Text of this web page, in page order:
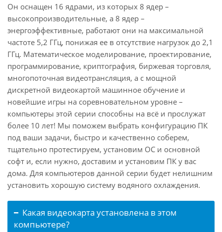
Он оснащен 16 ядрами, из которых 8 ядер –
высокопроизводительные, а 8 ядер –
энергоэффективные, работают они на максимальной
частоте 5,2 ГГц, понижая ее в отсутствие нагрузок до 2,1
ГГц. Математическое моделирование, проектирование,
программирование, криптография, биржевая торговля,
многопоточная видеотрансляция, а с мощной
дискретной видеокартой машинное обучение и
новейшие игры на соревновательном уровне –
компьютеры этой серии способны на всё и прослужат
более 10 лет! Мы поможем выбрать конфигурацию ПК
под ваши задачи, быстро и качественно соберем,
тщательно протестируем, установим ОС и основной
софт и, если нужно, доставим и установим ПК у вас
дома. Для компьютеров данной серии будет нелишним
установить хорошую систему водяного охлаждения.
Какая видеокарта установлена в этом
компьютере?